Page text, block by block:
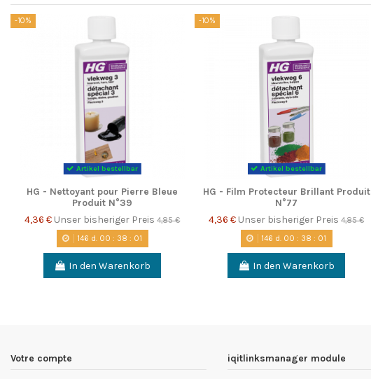
-10%
Artikel bestellbar
HG - Nettoyant pour Pierre Bleue
Produit N°39
4,36 € Unser bisheriger Preis4,85 €
146d. 00: 38: 00
In den Warenkorb
-10%
Artikel bestellbar
HG - Film Protecteur Brillant Produit
N°77
4,36 € Unser bisheriger Preis4,85 €
146d. 00: 38: 00
In den Warenkorb
Votre compte iqitlinksmanager module